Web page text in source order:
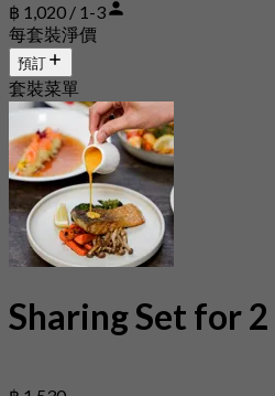
฿ 1,020 / 1-3
每套裝淨價
預訂
套裝菜單
Sharing Set for